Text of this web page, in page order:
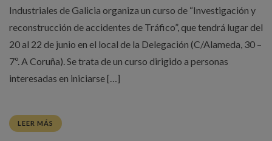
Industriales de Galicia organiza un curso de “Investigación y
reconstrucción de accidentes de Tráfico”, que tendrá lugar del
20 al 22 de junio en el local de la Delegación (C/Alameda, 30 –
7º. A Coruña). Se trata de un curso dirigido a personas
interesadas en iniciarse […]
LEER MÁS